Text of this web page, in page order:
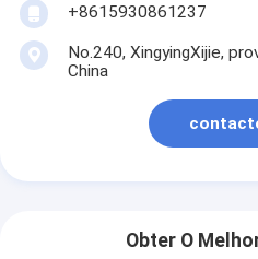
+8615930861237
No.240, XingyingXijie,
China
Obter O